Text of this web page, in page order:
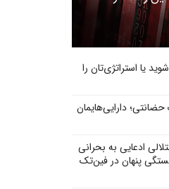
یا استراتژی‌تان را
دارایی‌هایمان
ادعایی به بحرانی
پنهان در فین‌تک